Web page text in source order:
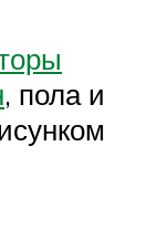
, пола и